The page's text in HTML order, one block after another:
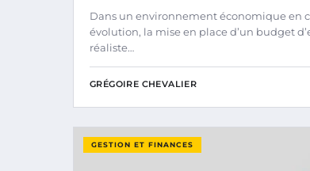
Dans un environnement économique en
évolution, la mise en place d’un budget
réaliste…
GRÉGOIRE CHEVALIER
GESTION ET FINANCES